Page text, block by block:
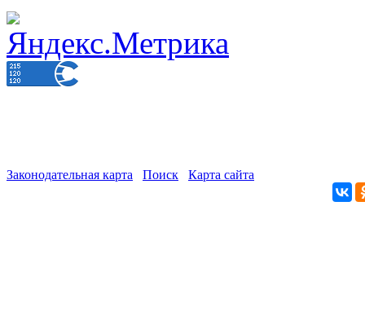
Законодательная карта Поиск Карта сайта